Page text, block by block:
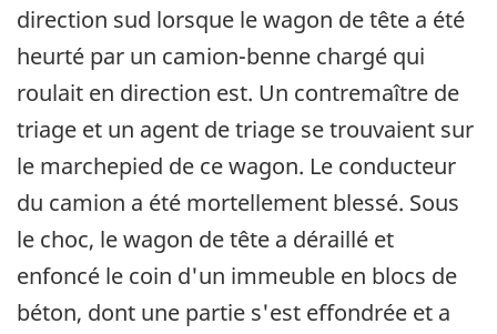
direction sud lorsque le wagon de tête a été
heurté par un camion-benne chargé qui
roulait en direction est. Un contremaître de
triage et un agent de triage se trouvaient sur
le marchepied de ce wagon. Le conducteur
du camion a été mortellement blessé. Sous
le choc, le wagon de tête a déraillé et
enfoncé le coin d'un immeuble en blocs de
béton, dont une partie s'est effondrée et a